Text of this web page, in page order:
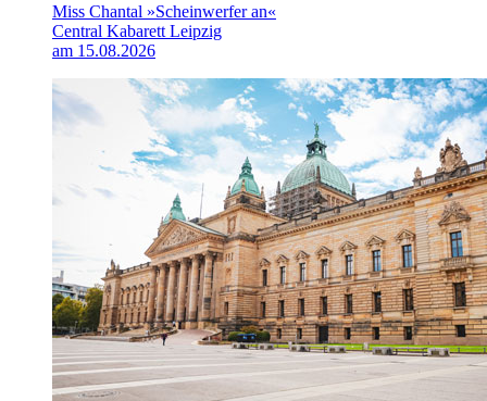
Miss Chantal »Scheinwerfer an«
Central Kabarett Leipzig
am 15.08.2026